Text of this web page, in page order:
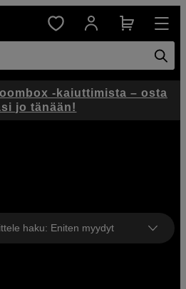
haku: Eniten myydyt
-kaiuttimista – osta
jo tänään!